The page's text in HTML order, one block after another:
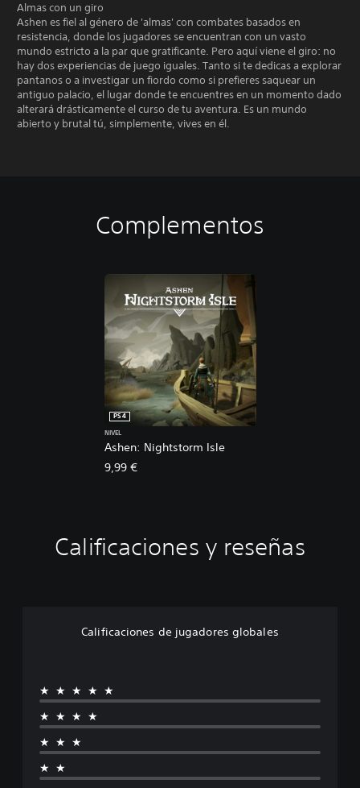
Almas con un giro
Ashen es fiel al género de 'almas' con combates basados en
resistencia, donde los jugadores se encuentran con un vasto
mundo estricto a la par que gratificante. Pero aquí viene el giro: no
hay dos experiencias de juego iguales. Tanto si te dedicas a explorar
pantanos o a investigar un fiordo como si prefieres saquear un
antiguo palacio, el lugar donde te encuentres en un momento dado
alterará drásticamente el curso de tu aventura. Es un mundo
abierto y brutal tú, simplemente, vives en él.
Complementos
Ashen: Nightstorm Isle
PS4
NIVEL
9,99 €
Calificaciones y reseñas
Calificaciones de jugadores globales
★★★★★
★★★★
★★★
★★